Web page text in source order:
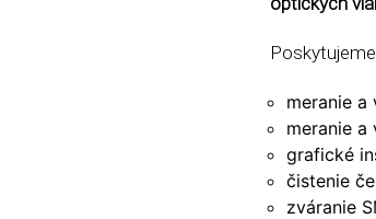
meranie
meranie a
grafické
čistenie
zváranie